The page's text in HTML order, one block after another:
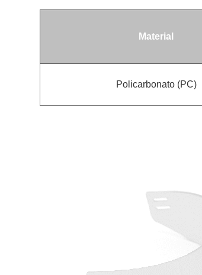
Material
Policarbonato (PC)